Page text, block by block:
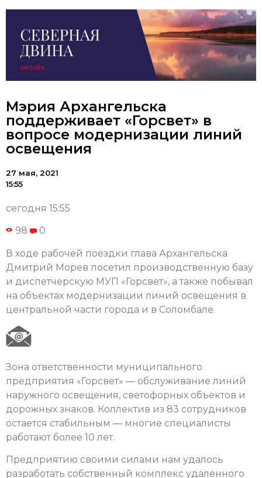
Мэрия Архангельска
поддерживает «Горсвет» в
вопросе модернизации линий
освещения
27 мая, 2021
15:55
сегодня 15:55
98 0
В ходе рабочей поездки глава Архангельска
Дмитрий Морев посетил производственную базу
и диспетчерскую МУП «Горсвет», а также побывал
на объектах модернизации линий освещения в
центральной части города и в Соломбале.
Зона ответственности муниципального
предприятия «Горсвет» — обслуживание линий
наружного освещения, светофорных объектов и
дорожных знаков. Коллектив из 83 сотрудников
остается стабильным — многие специалисты
работают более 10 лет.
Предприятию своими силами нам удалось
разработать собственный комплекс удаленного